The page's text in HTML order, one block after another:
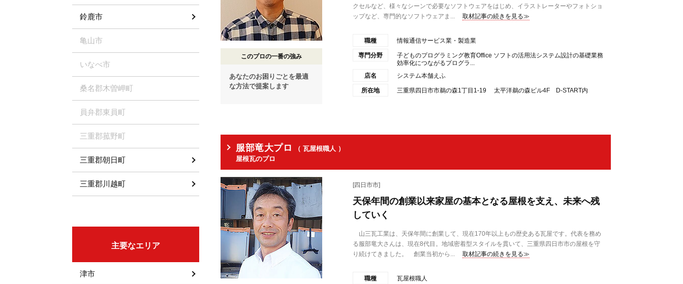
このプロの一番の強み
あなたのお困りごとを最適
な方法で提案します
クセルなど、様々なシーンで必要なソフトウェアをはじめ、イラストレーターやフォトショ
ップなど、専門的なソフトウェアま...
取材記事の続きを見る≫
職種 情報通信サービス業・製造業
専門分野
子どものプログラミング教育Office ソフトの活用法システム設計の基礎業務
効率化につながるプログラ...
店名
システム本舗えふ
所在地 三重県四日市市鵜の森1丁目1-19 太平洋鵜の森ビル4F D-START内
服部竜大プロ
（ 瓦屋根職人 ）
屋根瓦のプロ
[四日市市]
天保年間の創業以来家屋の基本となる屋根を支え、未来へ残
していく
山三瓦工業は、天保年間に創業して、現在170年以上もの歴史ある瓦屋です。代表を務め
る服部竜大さんは、現在8代目。地域密着型スタイルを貫いて、三重県四日市市の屋根を守
り続けてきました。 創業当初から...
取材記事の続きを見る≫
職種 瓦屋根職人
鈴鹿市
亀山市
いなべ市
桑名郡木曽岬町
員弁郡東員町
三重郡菰野町
三重郡朝日町
三重郡川越町
主要なエリア
津市